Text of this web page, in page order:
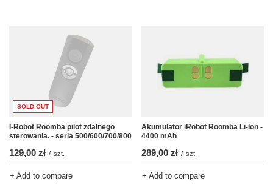
SOLD OUT
I-Robot Roomba pilot zdalnego
sterowania. - seria 500/600/700/800
129,00 zł / szt.
+ Add to compare
Akumulator iRobot Roomba Li-Ion -
4400 mAh
289,00 zł / szt.
+ Add to compare